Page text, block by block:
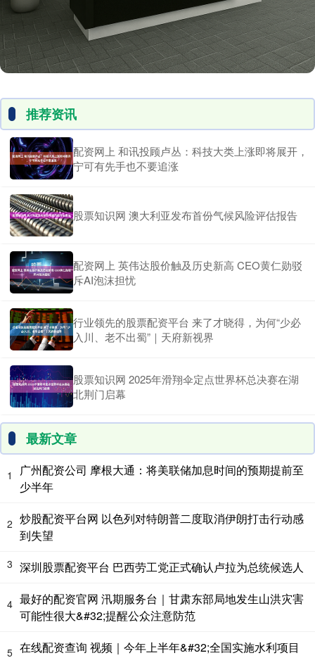
推荐资讯
配资网上 和讯投顾卢丛：科技大类上涨即将展开，
宁可有先手也不要追涨
股票知识网 澳大利亚发布首份气候风险评估报告
配资网上 英伟达股价触及历史新高 CEO黄仁勋驳
斥AI泡沫担忧
行业领先的股票配资平台 来了才晓得，为何“少必
入川、老不出蜀”｜天府新视界
股票知识网 2025年滑翔伞定点世界杯总决赛在湖
北荆门启幕
最新文章
1
广州配资公司 摩根大通：将美联储加息时间的预期提前至
少半年
2 炒股配资平台网 以色列对特朗普二度取消伊朗打击行动感
到失望
3 深圳股票配资平台 巴西劳工党正式确认卢拉为总统候选人
4 最好的配资官网 汛期服务台｜甘肃东部局地发生山洪灾害
可能性很大&#32;提醒公众注意防范
5 在线配资查询 视频｜今年上半年&#32;全国实施水利项目